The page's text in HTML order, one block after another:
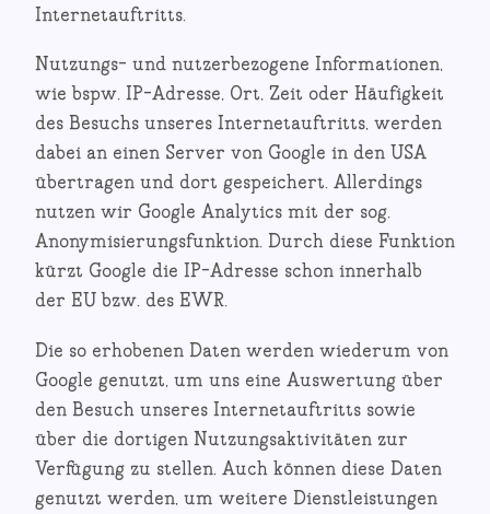
Internetauftritts.
Nutzungs- und nutzerbezogene Informationen,
wie bspw. IP-Adresse, Ort, Zeit oder Häufigkeit
des Besuchs unseres Internetauftritts, werden
dabei an einen Server von Google in den USA
übertragen und dort gespeichert. Allerdings
nutzen wir Google Analytics mit der sog.
Anonymisierungsfunktion. Durch diese Funktion
kürzt Google die IP-Adresse schon innerhalb
der EU bzw. des EWR.
Die so erhobenen Daten werden wiederum von
Google genutzt, um uns eine Auswertung über
den Besuch unseres Internetauftritts sowie
über die dortigen Nutzungsaktivitäten zur
Verfügung zu stellen. Auch können diese Daten
genutzt werden, um weitere Dienstleistungen